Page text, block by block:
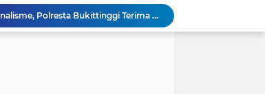
Polresta Bukittinggi Tingkatkan Kesadaran Masyarakat Cegah Kekerasan terhadap Perempuan dan TPPO
Raih IKPA 100, Polresta Bukittinggi Buktikan Pengelolaan Anggaran yang Profesional dan Akuntabel